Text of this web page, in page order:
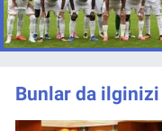
Bunlar da